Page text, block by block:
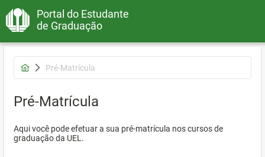
Portal do Estudante
de Graduação
Pré-Matrícula
Pré-Matrícula
Aqui você pode efetuar a sua pré-matrícula nos cursos de
graduação da UEL.